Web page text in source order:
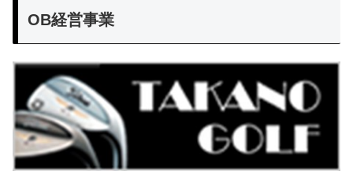
OB経営事業